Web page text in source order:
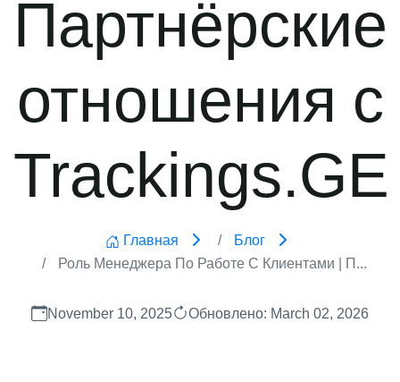
Партнёрские
отношения с
Trackings.GE
Главная
Блог
Роль Менеджера По Работе С Клиентами | П...
November 10, 2025 Обновлено: March 02, 2026